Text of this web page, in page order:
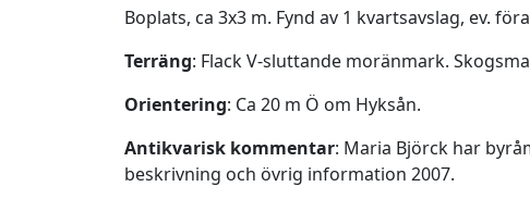
Boplats, ca 3x3 m. Fynd av 1 kvartsavslag, ev.
Terräng: Flack V-sluttande moränmark.
Orientering: Ca 20 m Ö om Hyksån.
Antikvarisk kommentar: Maria Björck har
beskrivning och övrig information 2007.